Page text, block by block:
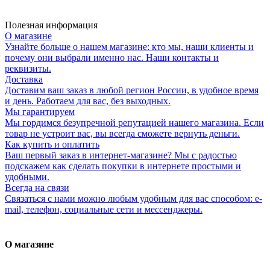
Полезная информация
О магазине
Узнайте больше о нашем магазине: кто мы, наши клиенты и
почему они выбрали именно нас. Наши контакты и
реквизиты.
Доставка
Доставим ваш заказ в любой регион России, в удобное время
и день. Работаем для вас, без выходных.
Мы гарантируем
Мы гордимся безупречной репутацией нашего магазина. Если
товар не устроит вас, вы всегда сможете вернуть деньги.
Как купить и оплатить
Ваш первый заказ в интернет-магазине? Мы с радостью
подскажем как сделать покупки в интернете простыми и
удобными.
Всегда на связи
Связаться с нами можно любым удобным для вас способом: e-
mail, телефон, социальные сети и мессенджеры.
О магазине